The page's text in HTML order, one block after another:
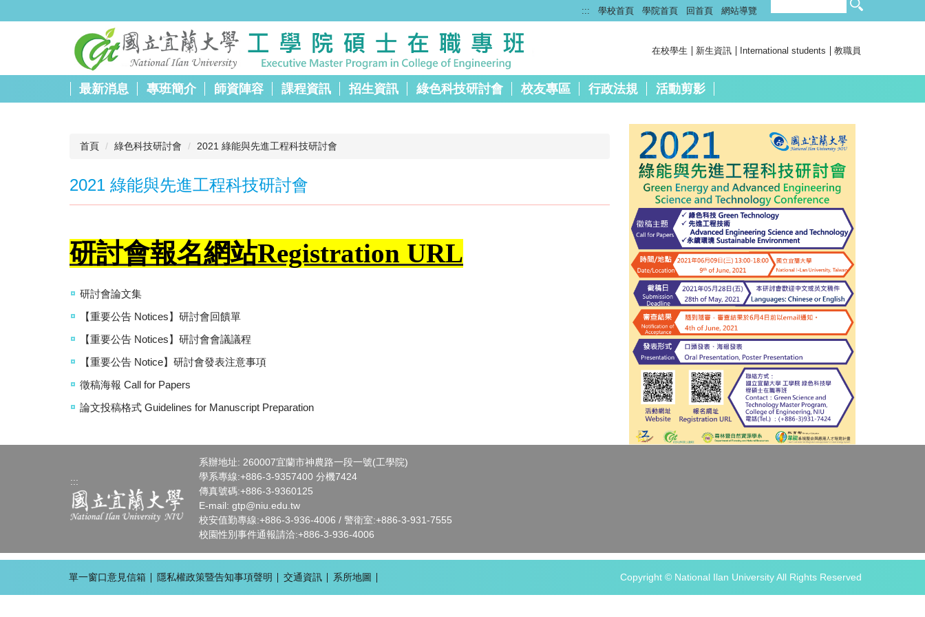
到
::: 學校首頁 學院首頁 回首頁 網站導覽
在校學生 新生資訊 International students 教職員
最新消息 專班簡介 師資陣容 課程資訊 招生資訊 綠色科技研討會 校友專區 行政法規 活動剪影
首頁 綠色科技研討會 2021 綠能與先進工程科技研討會
2021 綠能與先進工程科技研討會
研討會報名網站Registration URL
研討會論文集
【重要公告 Notices】研討會回饋單
【重要公告 Notices】研討會會議議程
【重要公告 Notice】研討會發表注意事項
徵稿海報 Call for Papers
論文投稿格式 Guidelines for Manuscript Preparation
:::
系辦地址: 260007宜蘭市神農路一段一號(工學院)
學系專線:+886-3-9357400 分機7424
傳真號碼:+886-3-9360125
E-mail:gtp@niu.edu.tw
校安值勤專線:+886-3-936-4006 / 警衛室:+886-3-931-7555
校園性別事件通報請洽:+886-3-936-4006
單一窗口意見信箱 隱私權政策暨告知事項聲明 交通資訊 系所地圖 Copyright © National Ilan University All Rights Reserved